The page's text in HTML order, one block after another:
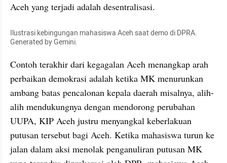
Aceh yang terjadi adalah desentralisasi.
Ilustrasi kebingungan mahasiswa Aceh saat demo di DPRA.
Generated by Gemini.
Contoh terakhir dari kegagalan Aceh menangkap arah
perbaikan demokrasi adalah ketika MK menurunkan
ambang batas pencalonan kepala daerah misalnya, alih-
alih mendukungnya dengan mendorong perubahan
UUPA, KIP Aceh justru menyangkal keberlakuan
putusan tersebut bagi Aceh. Ketika mahasiswa turun ke
jalan dalam aksi menolak penganuliran putusan MK